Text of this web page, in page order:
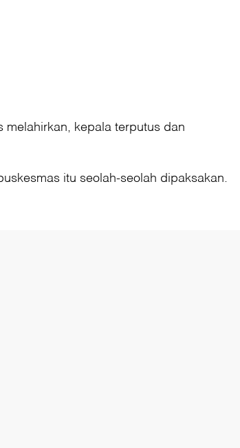
kepala terputus dan
itu seolah-seolah dipaksakan.